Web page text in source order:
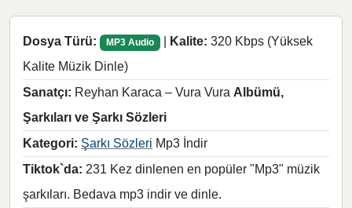
Dosya Türü: MP3 Audio | Kalite: 320 Kbps (Yüksek
Kalite Müzik Dinle)
Sanatçı: Reyhan Karaca – Vura Vura Albümü,
Şarkıları ve Şarkı Sözleri
Kategori: Şarkı Sözleri Mp3 İndir
Tiktok`da: 231 Kez dinlenen en popüler "Mp3" müzik
şarkıları. Bedava mp3 indir ve dinle.